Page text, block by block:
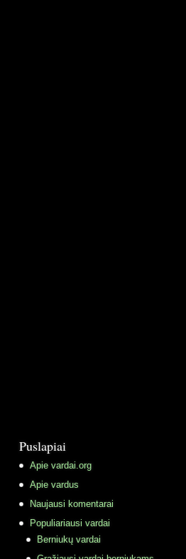
Puslapiai
Apie vardai.org
Apie vardus
Naujausi komentarai
Populiariausi vardai
Berniukų vardai